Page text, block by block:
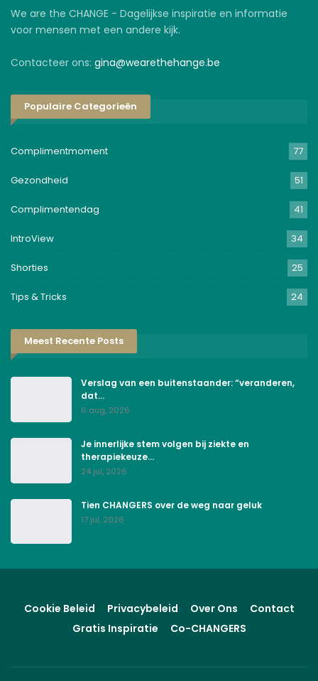
We are the CHANGE - Dagelijkse inspiratie en informatie
voor mensen met een andere kijk.
Contacteer ons: gina@wearethehange.be
Populaire Categorieën
Complimentmoment 77
Gezondheid 51
Complimentendag 41
IntroView 34
Shorties 25
Tips & Tricks 24
Meest Recente Posts
Verslag van een buitenstaander: “veranderen,
dat…
6 aug, 2026
Je innerlijke stem volgen bij ziekte en
therapiekeuze…
24 jul, 2026
Tien CHANGERS over de weg naar geluk
17 jul, 2026
Cookie Beleid Privacybeleid Over Ons
Contact
Gratis Inspiratie
Co-CHANGERS